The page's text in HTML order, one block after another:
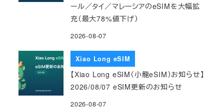
ール／タイ／マレーシアのeSIMを大幅拡
充（最大78%値下げ）
2026-08-07
Xiao Long eSIM
【Xiao Long eSIM（小龍eSIM）お知らせ】
2026/08/07 eSIM更新のお知らせ
2026-08-07